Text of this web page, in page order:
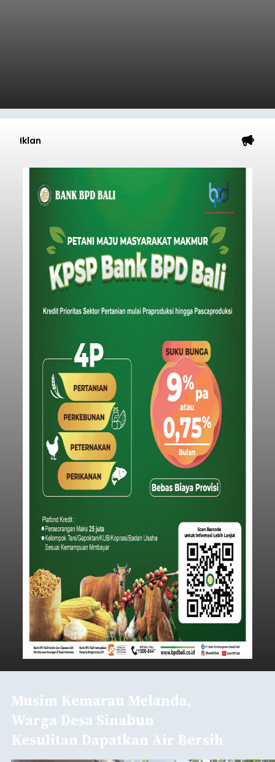
Iklan
Musim Kemarau Melanda,
Warga Desa Sinabun
Kesulitan Dapatkan Air Bersih